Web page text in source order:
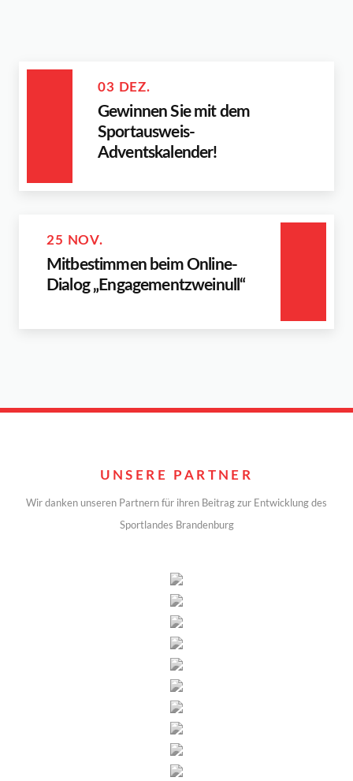
03 DEZ.
Gewinnen Sie mit dem
Sportausweis-
Adventskalender!
25 NOV.
Mitbestimmen beim Online-
Dialog „Engagementzweinull“
UNSERE PARTNER
Wir danken unseren Partnern für ihren Beitrag zur Entwicklung des
Sportlandes Brandenburg